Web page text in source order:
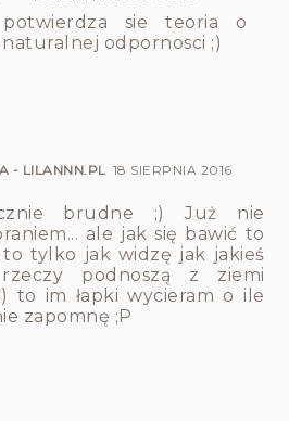
sie teoria o
odpornosci ;)
- LILANNN.PL 18 SIERPNIA 2016
brudne ;) Już nie
ale jak się bawić to
to tylko jak widzę jak jakieś
podnoszą z ziemi
to im łapki wycieram o ile
zapomnę ;P